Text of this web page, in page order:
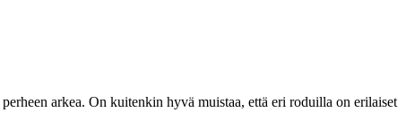
arkea. On kuitenkin hyvä muistaa, että eri roduilla on erilaiset